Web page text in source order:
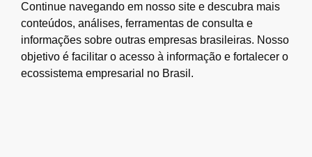
Continue navegando em nosso site e descubra mais
conteúdos, análises, ferramentas de consulta e
informações sobre outras empresas brasileiras. Nosso
objetivo é facilitar o acesso à informação e fortalecer o
ecossistema empresarial no Brasil.